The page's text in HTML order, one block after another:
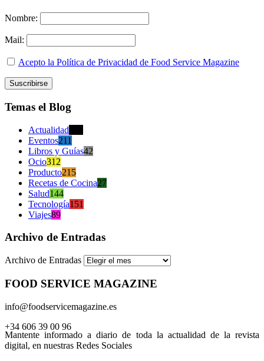
Nombre:
Mail:
Acepto la Política de Privacidad de Food Service Magazine
Temas el Blog
Actualidad
Eventos211
Libros y Guías42
Ocio312
Producto215
Recetas de Cocina27
Salud144
Tecnología151
Viajes89
Archivo de Entradas
Archivo de Entradas
FOOD SERVICE MAGAZINE
info@foodservicemagazine.es
+34 606 39 00 96
Mantente informado a diario de toda la actualidad de la revista
digital, en nuestras Redes Sociales